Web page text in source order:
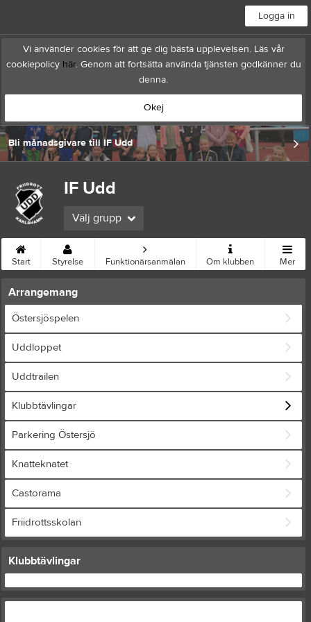
Logga in
Vi använder cookies för att ge dig bästa upplevelsen. Läs vår
cookiepolicy här. Genom att fortsätta använda tjänsten godkänner du
denna.
Okej
Bli månadsgivare till IF Udd
IF Udd
Välj grupp
Start Styrelse Funktionärsanmälan Om klubben Mer
Arrangemang
Östersjöspelen
Uddloppet
Uddtrailen
Klubbtävlingar
Parkering Östersjö
Knatteknatet
Castorama
Friidrottsskolan
Klubbtävlingar